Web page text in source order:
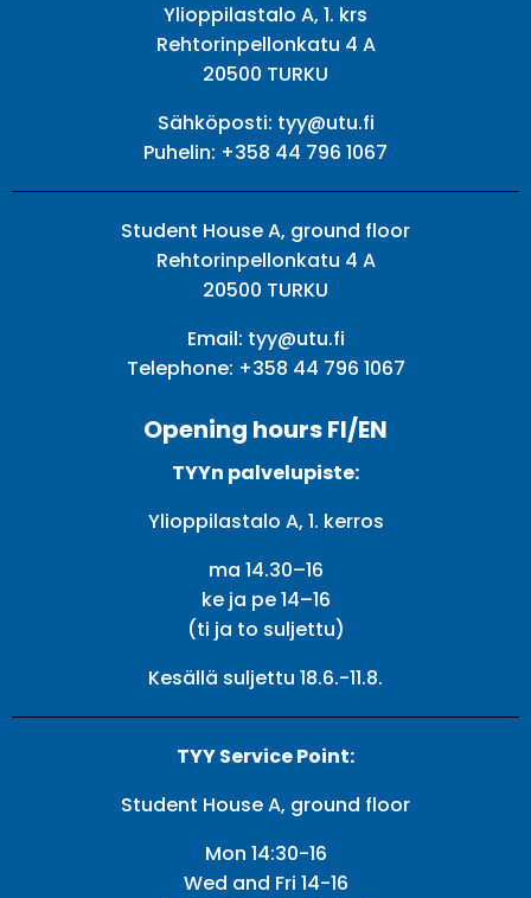
Ylioppilastalo A, 1. krs
Rehtorinpellonkatu 4 A
20500 TURKU
Sähköposti: tyy@utu.fi
Puhelin: +358 44 796 1067
Student House A, ground floor
Rehtorinpellonkatu 4 A
20500 TURKU
Email: tyy@utu.fi
Telephone: +358 44 796 1067
Opening hours FI/EN
TYYn palvelupiste:
Ylioppilastalo A, 1. kerros
ma 14.30–16
ke ja pe 14–16
(ti ja to suljettu)
Kesällä suljettu 18.6.-11.8.
TYY Service Point:
Student House A, ground floor
Mon 14:30-16
Wed and Fri 14-16